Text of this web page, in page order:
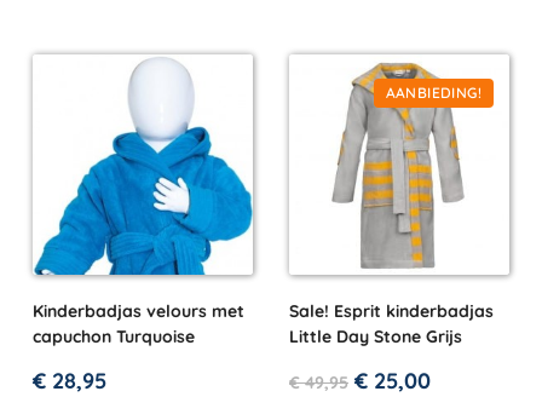
Kinderbadjas velours met
capuchon Turquoise
€ 28,95
AANBIEDING!
Sale! Esprit kinderbadjas
Little Day Stone Grijs
€49,95 € 25,00